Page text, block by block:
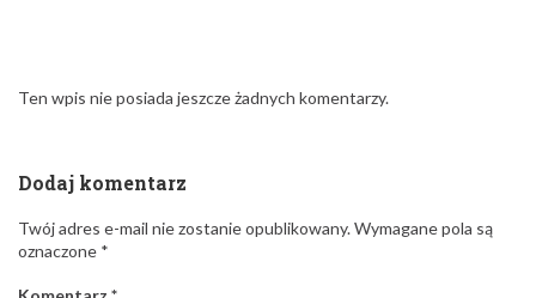
Ten wpis nie posiada jeszcze żadnych komentarzy.
Dodaj komentarz
Twój adres e-mail nie zostanie opublikowany.Wymagane pola są
oznaczone *